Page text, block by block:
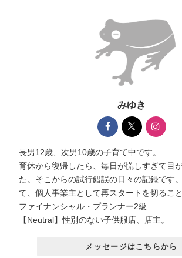
みゆき
長男12歳、次男10歳の子育て中です。
育休から復帰したら、毎日が慌しすぎて目
た。そこからの試行錯誤の日々の記録です
て、個人事業主として再スタートを切るこ
ファイナンシャル・プランナー2級
【Neutral】性別のない子供服店、店主。
メッセージはこちらから